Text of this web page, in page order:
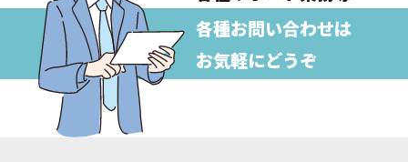
録、監視及び監査を行っています。
【個人情報の提供】
個人情報は、利用者の意思で任意にご提供いただくものです。ただし、ご提供いただけない部分がある
場合、手続き、ご連絡、サービスに支障が生じることがありますのでご了承ください。
【保有個人データ及び第三者提供記録の開示、修正、利用停止】
保有個人データ及び第三者提供記録の開示、訂正、追加又は削除、利用目的の通知、利用又は提供の拒
否についての依頼を受けた場合は、当社の手続きに従って速やかに対応します。開示等が必要な際は当
社まで連絡いただければ担当者が対応させていただきます。
【お問い合わせ・取扱に関する苦情等について】
各種お問い合わせは
お気軽にどうぞ